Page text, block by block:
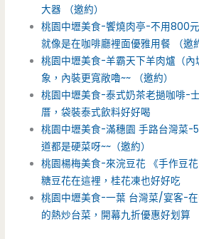
大器 （邀約）
桃園中壢美食-饗燒肉亭-不用800
就像是在咖啡廳裡面優雅用餐 （邀
桃園中壢美食-羊霸天下羊肉爐（
象，內裝更寬敞嚕~~ （邀約）
桃園中壢美食-泰式奶茶老撾咖啡-
厝，袋裝泰式飲料好好喝
桃園中壢美食-滿穗園 手路台灣菜-
道都是硬菜呀~~（邀約）
桃園楊梅美食-來浣豆花 《手作豆
糖豆花在這裡，桂花凍也好好吃
桃園中壢美食-一葉 台灣菜/宴客-
的熱炒台菜，開幕九折優惠好划算